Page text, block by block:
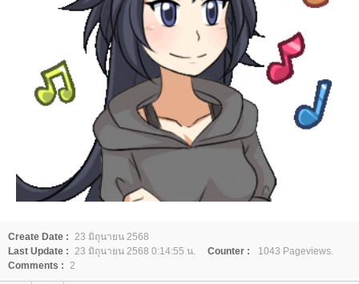
Create Date : 23 มิถุนายน 2568
Last Update : 23 มิถุนายน 2568 0:14:55 น. Counter :
1043 Pageviews.
Comments : 2